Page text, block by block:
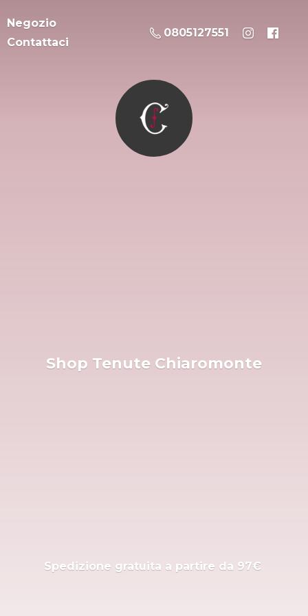
Negozio
Contattaci
0805127551
Shop Tenute Chiaromonte
Spedizione gratuita a partire da 97€